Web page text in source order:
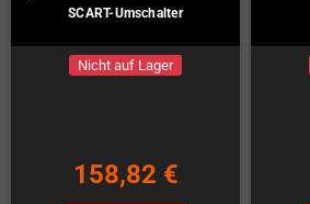
SCART-Umschalter
Nicht auf Lager
158,82 €